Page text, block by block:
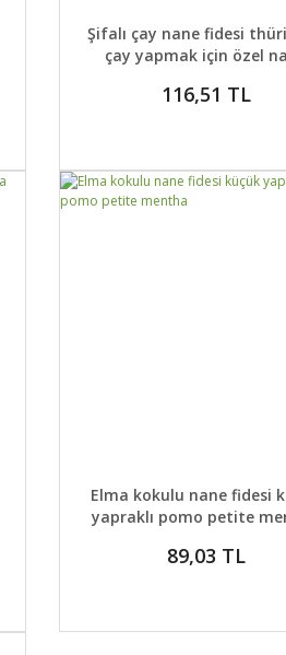
DETAYLAR
Şifalı çay nane fidesi
çay yapmak için özel
116,51 TL
DETAYLAR GELİNCE
Elma kokulu nane fidesi
yapraklı pomo petite
89,03 TL